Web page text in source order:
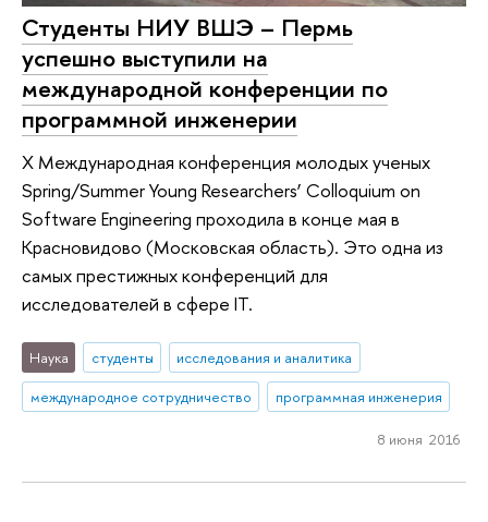
Студенты НИУ ВШЭ – Пермь
успешно выступили на
международной конференции по
программной инженерии
Х Международная конференция молодых ученых
Spring/Summer Young Researchers’ Colloquium on
Software Engineering проходила в конце мая в
Красновидово (Московская область). Это одна из
самых престижных конференций для
исследователей в сфере IT.
Наука студенты
исследования и аналитика
международное сотрудничество
программная инженерия
8 июня 2016